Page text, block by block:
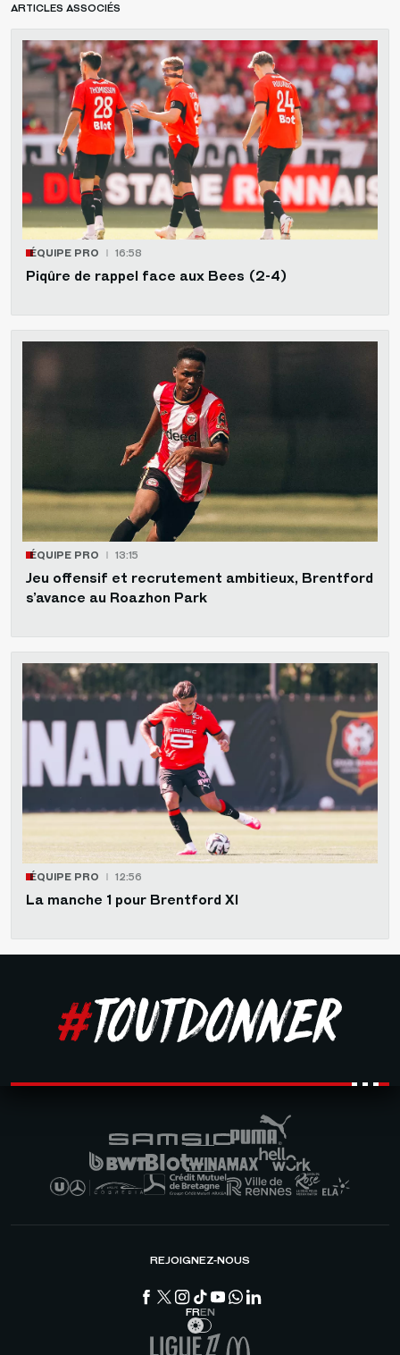
ARTICLES ASSOCIÉS
ÉQUIPE PRO 16:58
Piqûre de rappel face aux Bees (2-4)
ÉQUIPE PRO 13:15
Jeu offensif et recrutement ambitieux, Brentford
s’avance au Roazhon Park
ÉQUIPE PRO 12:56
La manche 1 pour Brentford XI
REJOIGNEZ-NOUS
FREN